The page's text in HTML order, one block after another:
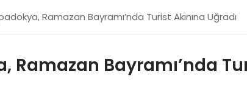
Ramazan Bayramı’nda Turist Akınına Uğradı
Ramazan Bayramı’nda